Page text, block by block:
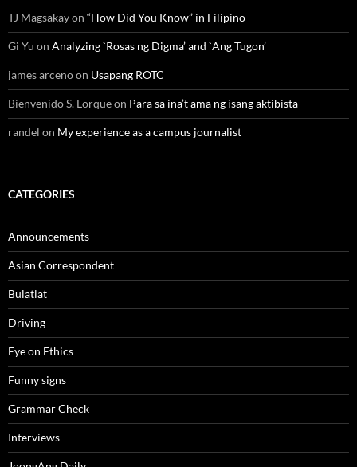
TJ Magsakayon “How Did You Know” in Filipino
Gi Yu on Analyzing `Rosas ng Digma’ and `Ang Tugon’
james arcenoon Usapang ROTC
Bienvenido S. Lorqueon Para sa ina’t ama ng isang aktibista
randel on My experience as a campus journalist
CATEGORIES
Announcements
Asian Correspondent
Bulatlat
Driving
Eye on Ethics
Funny signs
Grammar Check
Interviews